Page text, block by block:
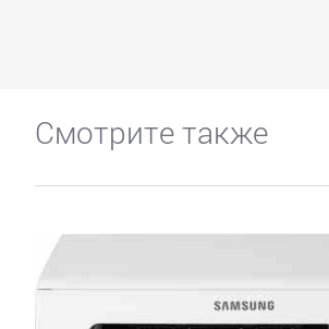
Смотрите также